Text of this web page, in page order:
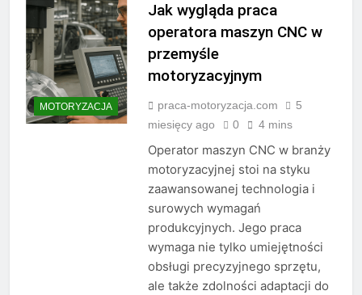
MOTORYZACJA
Jak wygląda praca
operatora maszyn CNC w
przemyśle
motoryzacyjnym
praca-motoryzacja.com
5
miesięcy ago
0 4 mins
Operator maszyn CNC w branży
motoryzacyjnej stoi na styku
zaawansowanej technologia i
surowych wymagań
produkcyjnych. Jego praca
wymaga nie tylko umiejętności
obsługi precyzyjnego sprzętu,
ale także zdolności adaptacji do